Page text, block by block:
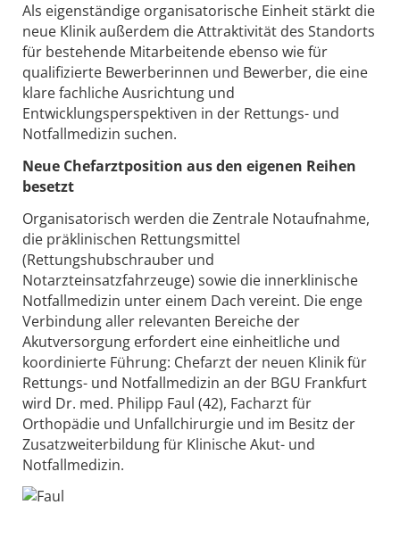
Als eigenständige organisatorische Einheit stärkt die
neue Klinik außerdem die Attraktivität des Standorts
für bestehende Mitarbeitende ebenso wie für
qualifizierte Bewerberinnen und Bewerber, die eine
klare fachliche Ausrichtung und
Entwicklungsperspektiven in der Rettungs- und
Notfallmedizin suchen.
Neue Chefarztposition aus den eigenen Reihen
besetzt
Organisatorisch werden die Zentrale Notaufnahme,
die präklinischen Rettungsmittel
(Rettungshubschrauber und
Notarzteinsatzfahrzeuge) sowie die innerklinische
Notfallmedizin unter einem Dach vereint. Die enge
Verbindung aller relevanten Bereiche der
Akutversorgung erfordert eine einheitliche und
koordinierte Führung: Chefarzt der neuen Klinik für
Rettungs- und Notfallmedizin an der BGU Frankfurt
wird Dr. med. Philipp Faul (42), Facharzt für
Orthopädie und Unfallchirurgie und im Besitz der
Zusatzweiterbildung für Klinische Akut- und
Notfallmedizin.